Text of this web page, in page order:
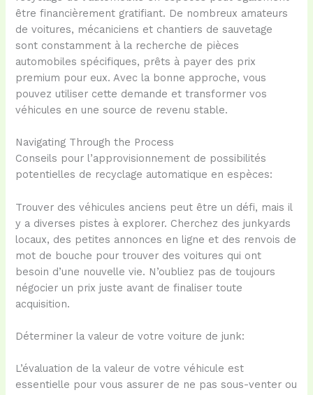
être financièrement gratifiant. De nombreux amateurs
de voitures, mécaniciens et chantiers de sauvetage
sont constamment à la recherche de pièces
automobiles spécifiques, prêts à payer des prix
premium pour eux. Avec la bonne approche, vous
pouvez utiliser cette demande et transformer vos
véhicules en une source de revenu stable.
Navigating Through the Process
Conseils pour l’approvisionnement de possibilités
potentielles de recyclage automatique en espèces:
Trouver des véhicules anciens peut être un défi, mais il
y a diverses pistes à explorer. Cherchez des junkyards
locaux, des petites annonces en ligne et des renvois de
mot de bouche pour trouver des voitures qui ont
besoin d’une nouvelle vie. N’oubliez pas de toujours
négocier un prix juste avant de finaliser toute
acquisition.
Déterminer la valeur de votre voiture de junk:
L’évaluation de la valeur de votre véhicule est
essentielle pour vous assurer de ne pas sous-venter ou